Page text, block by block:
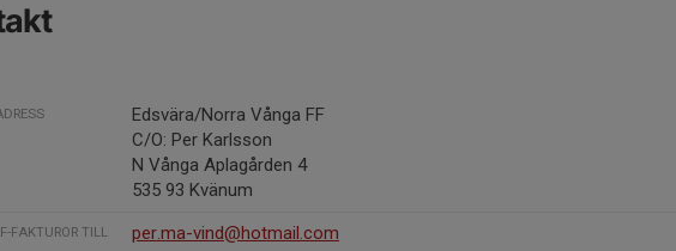
Edsvära/Norra Vånga FF
C/O: Per Karlsson
N Vånga Aplagården 4
535 93 Kvänum
FAKTUROR TILL per.ma-vind@hotmail.com